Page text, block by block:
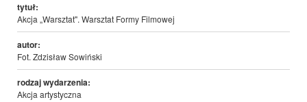
tytuł:
Akcja „Warsztat". Warsztat Formy Filmowej
autor:
Fot. Zdzisław Sowiński
rodzaj wydarzenia:
Akcja artystyczna